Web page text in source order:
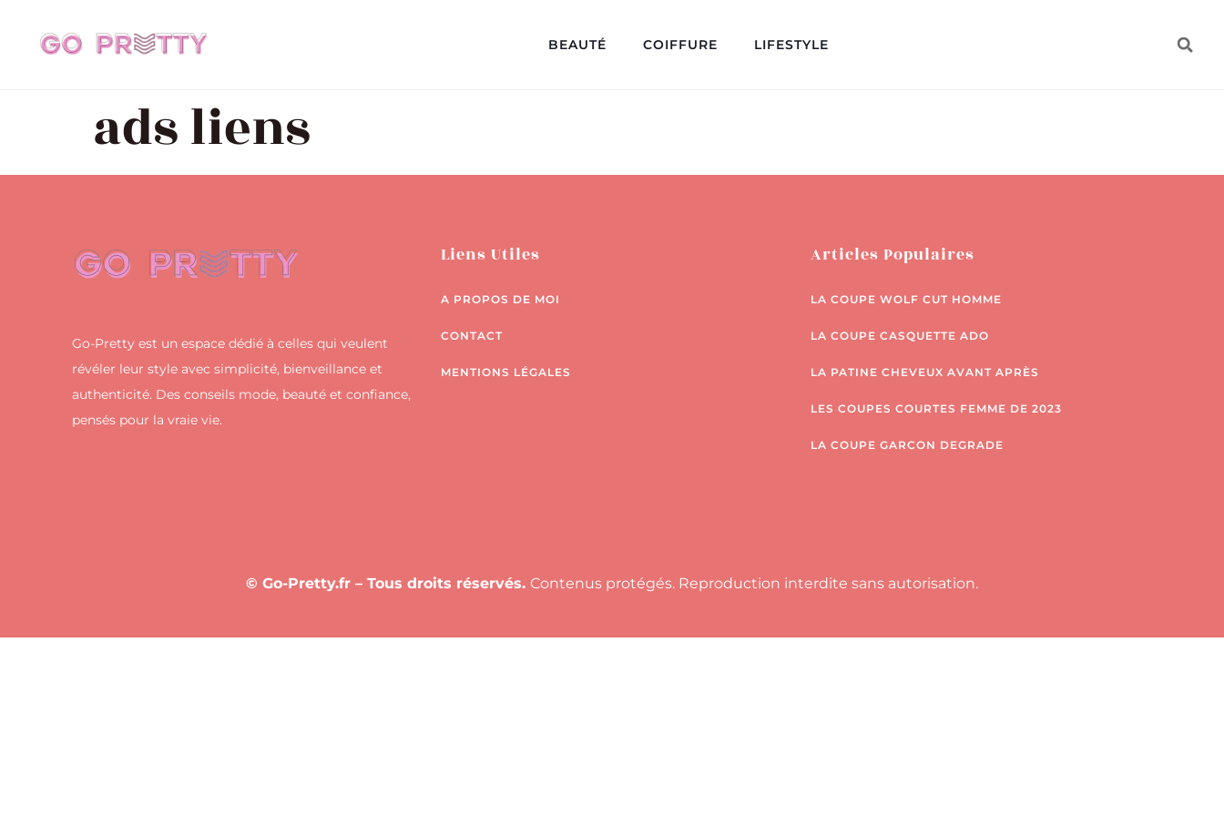
BEAUTÉ COIFFURE LIFESTYLE
ads liens
Go-Pretty est un espace dédié à celles qui veulent
révéler leur style avec simplicité, bienveillance et
authenticité. Des conseils mode, beauté et confiance,
pensés pour la vraie vie.
Liens Utiles
A PROPOS DE MOI
CONTACT
MENTIONS LÉGALES
Articles Populaires
LA COUPE WOLF CUT HOMME
LA COUPE CASQUETTE ADO
LA PATINE CHEVEUX AVANT APRÈS
LES COUPES COURTES FEMME DE 2023
LA COUPE GARCON DEGRADE
© Go-Pretty.fr – Tous droits réservés. Contenus protégés. Reproduction interdite sans autorisation.